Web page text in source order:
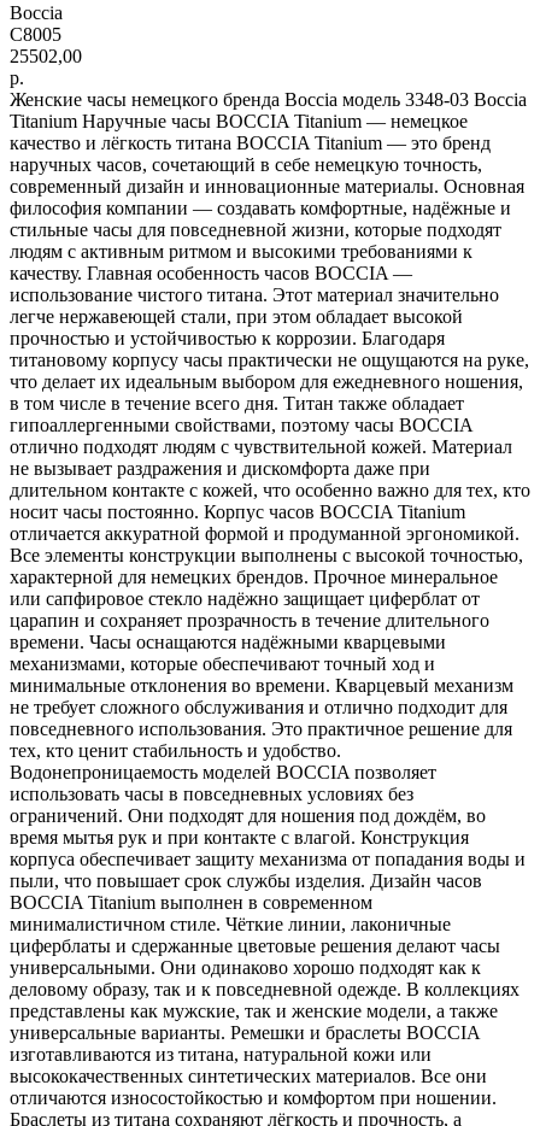
Boccia
C8005
25502,00
р.
Женские часы немецкого бренда Boccia модель 3348-03 Boccia
Titanium Наручные часы BOCCIA Titanium — немецкое
качество и лёгкость титана BOCCIA Titanium — это бренд
наручных часов, сочетающий в себе немецкую точность,
современный дизайн и инновационные материалы. Основная
философия компании — создавать комфортные, надёжные и
стильные часы для повседневной жизни, которые подходят
людям с активным ритмом и высокими требованиями к
качеству. Главная особенность часов BOCCIA —
использование чистого титана. Этот материал значительно
легче нержавеющей стали, при этом обладает высокой
прочностью и устойчивостью к коррозии. Благодаря
титановому корпусу часы практически не ощущаются на руке,
что делает их идеальным выбором для ежедневного ношения,
в том числе в течение всего дня. Титан также обладает
гипоаллергенными свойствами, поэтому часы BOCCIA
отлично подходят людям с чувствительной кожей. Материал
не вызывает раздражения и дискомфорта даже при
длительном контакте с кожей, что особенно важно для тех, кто
носит часы постоянно. Корпус часов BOCCIA Titanium
отличается аккуратной формой и продуманной эргономикой.
Все элементы конструкции выполнены с высокой точностью,
характерной для немецких брендов. Прочное минеральное
или сапфировое стекло надёжно защищает циферблат от
царапин и сохраняет прозрачность в течение длительного
времени. Часы оснащаются надёжными кварцевыми
механизмами, которые обеспечивают точный ход и
минимальные отклонения во времени. Кварцевый механизм
не требует сложного обслуживания и отлично подходит для
повседневного использования. Это практичное решение для
тех, кто ценит стабильность и удобство.
Водонепроницаемость моделей BOCCIA позволяет
использовать часы в повседневных условиях без
ограничений. Они подходят для ношения под дождём, во
время мытья рук и при контакте с влагой. Конструкция
корпуса обеспечивает защиту механизма от попадания воды и
пыли, что повышает срок службы изделия. Дизайн часов
BOCCIA Titanium выполнен в современном
минималистичном стиле. Чёткие линии, лаконичные
циферблаты и сдержанные цветовые решения делают часы
универсальными. Они одинаково хорошо подходят как к
деловому образу, так и к повседневной одежде. В коллекциях
представлены как мужские, так и женские модели, а также
универсальные варианты. Ремешки и браслеты BOCCIA
изготавливаются из титана, натуральной кожи или
высококачественных синтетических материалов. Все они
отличаются износостойкостью и комфортом при ношении.
Браслеты из титана сохраняют лёгкость и прочность, а